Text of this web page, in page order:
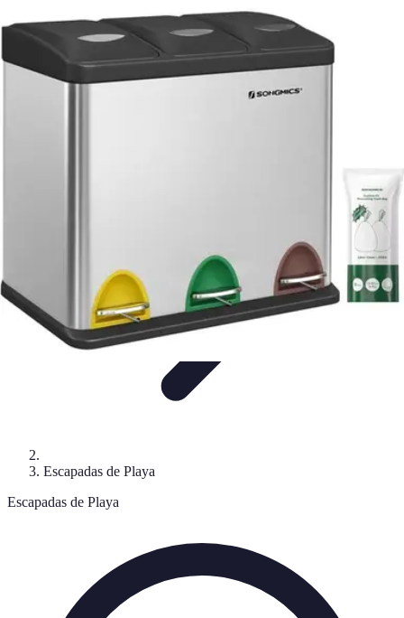
Escapadas Fáciles
Consejos de ViajeDestinos Escapadas en la NaturalezaEscapadas
CortasEscapadas Creativas
Escapadas de Playa
Escapadas de Playa